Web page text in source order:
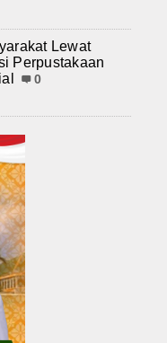
Lewat
Perpustakaan
0